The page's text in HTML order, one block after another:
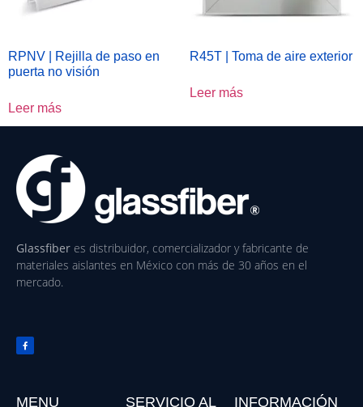
RPNV | Rejilla de paso en
puerta no visión
Leer más
R45T | Toma de aire exterior
Leer más
Glassfiber es distribuidor, comercializador y fabricante de
materiales aislantes en México con más de 30 años en el
mercado.
MENU SERVICIO AL INFORMACIÓN